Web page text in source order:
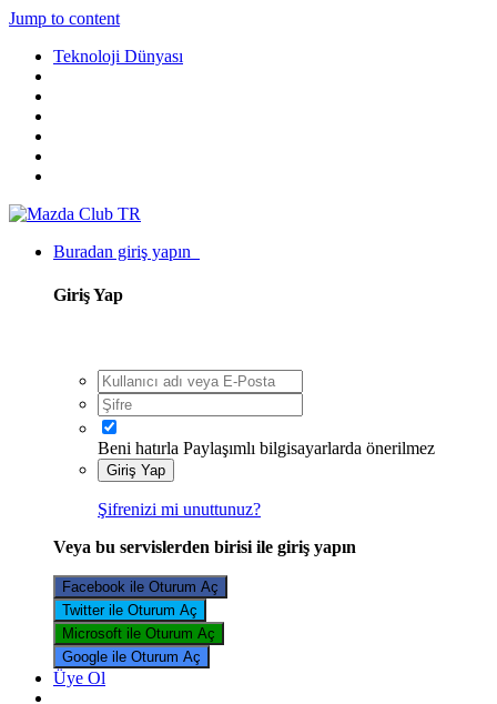
Jump to content
Teknoloji Dünyası
Buradan giriş yapın
Giriş Yap
Beni hatırla Paylaşımlı bilgisayarlarda önerilmez
Giriş Yap
Şifrenizi mi unuttunuz?
Veya bu servislerden birisi ile giriş yapın
Facebook ile Oturum Aç
Twitter ile Oturum Aç
Microsoft ile Oturum Aç
Google ile Oturum Aç
Üye Ol